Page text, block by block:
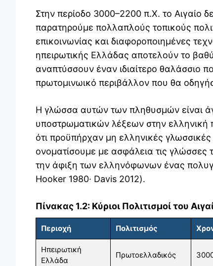
Στην περίοδο 3000–2200 π.Χ. το Αιγαίο
παρατηρούμε πολλαπλούς τοπικούς
επικοινωνίας και διαφοροποιημένες
ηπειρωτικής Ελλάδας αποτελούν το
αναπτύσσουν έναν ιδιαίτερο θαλάσσιο
πρωτομινωικό περιβάλλον που θα
Η γλώσσα αυτών των πληθυσμών είναι
υποστρωματικών λέξεων στην ελληνική
ότι προϋπήρχαν μη ελληνικές
ονοματίσουμε με ασφάλεια τις γλώσσες
την άφιξη των ελληνόφωνων ένας
Hooker 1980· Davis 2012).
Πίνακας 1.2: Κύριοι Πολιτισμοί του
Περιοχή Πολιτισμός
Ηπειρωτική
Ελλάδα
Πρωτοελλαδικός